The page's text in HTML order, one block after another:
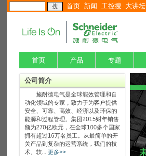
首页 新闻 工控搜 大讲坛
首页 产品 专题
公司简介
施耐德电气是全球能效管理和自
动化领域的专家，致力于为客户提供
安全、可靠、高效、经济以及环保的
能源和过程管理。集团2015财年销售
额为270亿欧元，在全球100多个国家
拥有超过16万名员工。从最简单的开
关产品到复杂的运营系统，我们的技
术、软... 更多>>